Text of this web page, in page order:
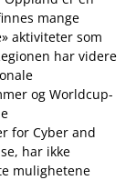
mange
aktiviteter som
har videre
og Worldcup-
for Cyber and
har ikke
mulighetene